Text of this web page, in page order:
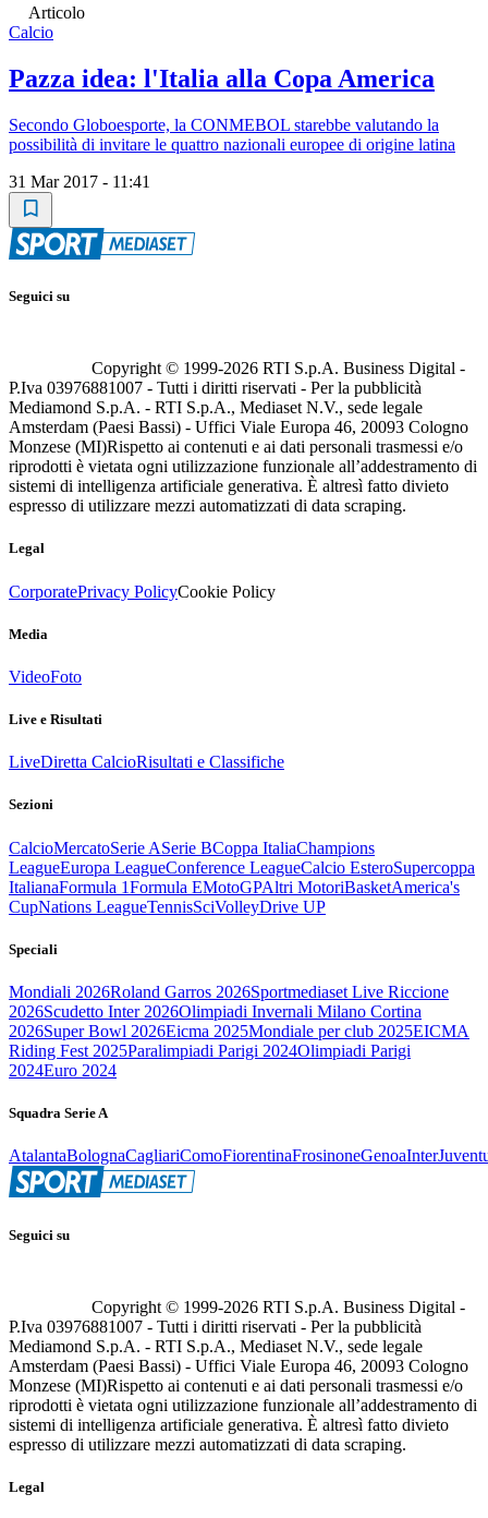
Articolo
Calcio
Pazza idea: l'Italia alla Copa America
Secondo Globoesporte, la CONMEBOL starebbe valutando la
possibilità di invitare le quattro nazionali europee di origine latina
31 Mar 2017 - 11:41
Seguici su
Copyright © 1999-2026 RTI S.p.A. Business Digital -
P.Iva 03976881007 - Tutti i diritti riservati - Per la pubblicità
Mediamond S.p.A. - RTI S.p.A., Mediaset N.V., sede legale
Amsterdam (Paesi Bassi) - Uffici Viale Europa 46, 20093 Cologno
Monzese (MI)Rispetto ai contenuti e ai dati personali trasmessi e/o
riprodotti è vietata ogni utilizzazione funzionale all’addestramento di
sistemi di intelligenza artificiale generativa. È altresì fatto divieto
espresso di utilizzare mezzi automatizzati di data scraping.
Legal
CorporatePrivacy PolicyCookie Policy
Media
VideoFoto
Live e Risultati
LiveDiretta CalcioRisultati e Classifiche
Sezioni
CalcioMercatoSerie ASerie BCoppa ItaliaChampions
LeagueEuropa LeagueConference LeagueCalcio EsteroSupercoppa
ItalianaFormula 1Formula EMotoGPAltri MotoriBasketAmerica's
CupNations LeagueTennisSciVolleyDrive UP
Speciali
Mondiali 2026Roland Garros 2026Sportmediaset Live Riccione
2026Scudetto Inter 2026Olimpiadi Invernali Milano Cortina
2026Super Bowl 2026Eicma 2025Mondiale per club 2025EICMA
Riding Fest 2025Paralimpiadi Parigi 2024Olimpiadi Parigi
2024Euro 2024
Squadra Serie A
AtalantaBolognaCagliariComoFiorentinaFrosinoneGenoaInter
Seguici su
Copyright © 1999-2026 RTI S.p.A. Business Digital -
P.Iva 03976881007 - Tutti i diritti riservati - Per la pubblicità
Mediamond S.p.A. - RTI S.p.A., Mediaset N.V., sede legale
Amsterdam (Paesi Bassi) - Uffici Viale Europa 46, 20093 Cologno
Monzese (MI)Rispetto ai contenuti e ai dati personali trasmessi e/o
riprodotti è vietata ogni utilizzazione funzionale all’addestramento di
sistemi di intelligenza artificiale generativa. È altresì fatto divieto
espresso di utilizzare mezzi automatizzati di data scraping.
Legal